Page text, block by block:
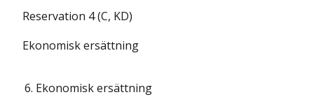
Reservation 4 (C, KD)
Ekonomisk ersättning
6. Ekonomisk ersättning